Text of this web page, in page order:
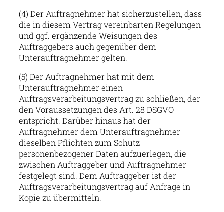
(4) Der Auftragnehmer hat sicherzustellen, dass
die in diesem Vertrag vereinbarten Regelungen
und ggf. ergänzende Weisungen des
Auftraggebers auch gegenüber dem
Unterauftragnehmer gelten.
(5) Der Auftragnehmer hat mit dem
Unterauftragnehmer einen
Auftragsverarbeitungsvertrag zu schließen, der
den Voraussetzungen des Art. 28 DSGVO
entspricht. Darüber hinaus hat der
Auftragnehmer dem Unterauftragnehmer
dieselben Pflichten zum Schutz
personenbezogener Daten aufzuerlegen, die
zwischen Auftraggeber und Auftragnehmer
festgelegt sind. Dem Auftraggeber ist der
Auftragsverarbeitungsvertrag auf Anfrage in
Kopie zu übermitteln.